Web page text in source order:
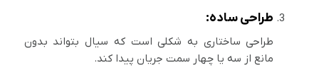
طراحی ساده:
طراحی ساختاری به شکلی است که سیال بتواند بدون
مانع از سه یا چهار سمت جریان پیدا کند.